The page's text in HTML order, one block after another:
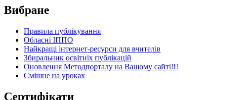
Вибране
Правила публікування
Обласні ІППО
Найкращі інтернет-ресурси для вчителів
Збиральник освітніх публікацій
Оновлення Методпорталу на Вашому сайті!!!
Cмішне на уроках
Сертифікати